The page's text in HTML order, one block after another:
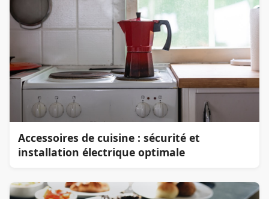
Accessoires de cuisine : sécurité et
installation électrique optimale